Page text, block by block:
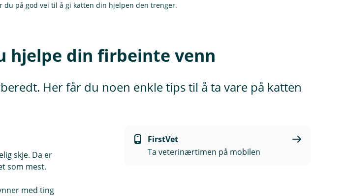
på god vei til å gi katten din hjelpen den trenger.
hjelpe din firbeinte venn
Her får du noen enkle tips til å ta vare på katten
skje. Da er
som mest.
med ting
FirstVet
Ta veterinærtimen på mobilen